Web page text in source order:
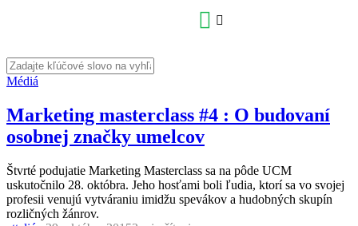
Médiá
Marketing masterclass #4 : O budovaní
osobnej značky umelcov
Štvrté podujatie Marketing Masterclass sa na pôde UCM
uskutočnilo 28. októbra. Jeho hosťami boli ľudia, ktorí sa vo svojej
profesii venujú vytváraniu imidžu spevákov a hudobných skupín
rozličných žánrov.